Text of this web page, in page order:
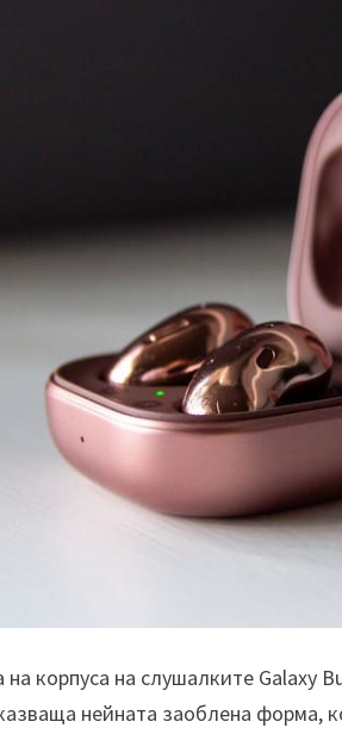
корпуса на слушалките Galaxy
нейната заоблена форма,